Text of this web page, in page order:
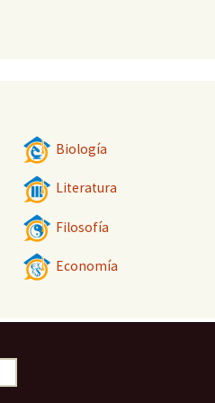
Biología
Literatura
Filosofía
Economía